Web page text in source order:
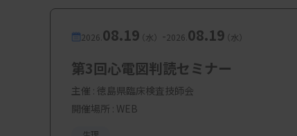
2026. 08.19（水） -2026. 08.19（水）
第3回心電図判読セミナー
主催 : 徳島県臨床検査技師会
開催場所 : WEB